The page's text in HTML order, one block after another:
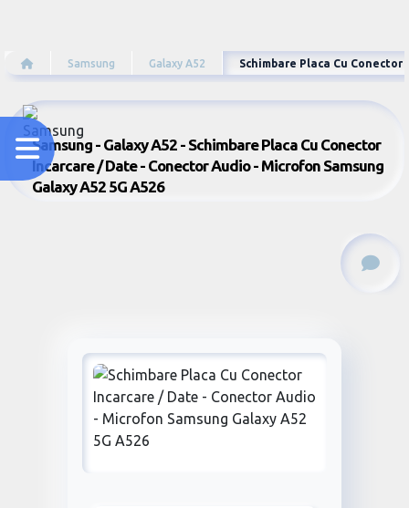
Samsung Galaxy A52 Schimbare Placa Cu
Samsung - Galaxy A52 - Schimbare Placa Cu Conector
Incarcare / Date - Conector Audio - Microfon Samsung
Galaxy A52 5G A526